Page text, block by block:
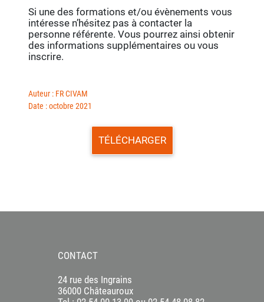
Si une des formations et/ou évènements vous
intéresse n’hésitez pas à contacter la
personne référente. Vous pourrez ainsi obtenir
des informations supplémentaires ou vous
inscrire.
Auteur : FR CIVAM
Date : octobre 2021
TÉLÉCHARGER
CONTACT
24 rue des Ingrains
36000 Châteauroux